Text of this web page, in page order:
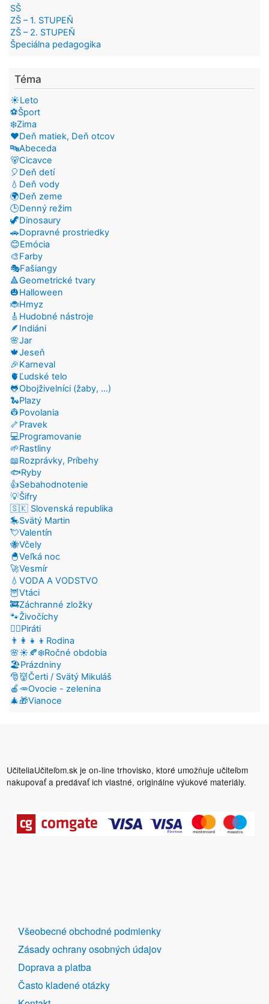
SŠ
ZŠ – 1. STUPEŇ
ZŠ – 2. STUPEŇ
Špeciálna pedagogika
Téma
☀️Leto
⚽Šport
❄️Zima
❤️Deň matiek, Deň otcov
🔤Abeceda
🐻Cicavce
🎈Deň detí
💧Deň vody
🌍Deň zeme
🕒Denný režim
🦖Dinosaury
🚗Dopravné prostriedky
😊Emócia
🎨Farby
🎭Fašiangy
🔺Geometrické tvary
🎃Halloween
🐞Hmyz
🎸Hudobné nástroje
🪶Indiáni
🌸Jar
🍁Jeseň
🎉Karneval
🫀Ľudské telo
🐸Obojživelníci (žaby, ...)
🐍Plazy
👷Povolania
🦴Pravek
💻Programovanie
🌱Rastliny
📖Rozprávky, Príbehy
🐟Ryby
👍Sebahodnotenie
💡Šifry
🇸🇰 Slovenská republika
🎠Svätý Martin
💘Valentín
🐝Včely
🐣Veľká noc
🚀Vesmír
💧VODA A VODSTVO
🦉Vtáci
🚒Záchranné zložky
🐾Živočíchy
🏴‍☠️Piráti
👨‍👩‍👧‍👦Rodina
🌸☀️🍂❄️Ročné obdobia
🏖️Prázdniny
🎅👹Čerti / Svätý Mikuláš
🍎🥕Ovocie - zelenina
🎄🎁Vianoce
UčiteliaUčiteľom.sk je on-line trhovisko, ktoré umožňuje učiteľom
nakupovať a predávať ich vlastné, originálne výukové materiály.
DALŠÍ
ODKAZY
Všeobecné obchodné podmienky
Zásady ochrany osobných údajov
Doprava a platba
Často kladené otázky